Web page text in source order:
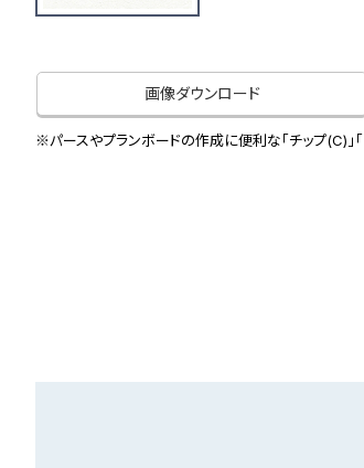
画像ダウンロード
※パースやプランボードの作成に便利な「チップ(C)」